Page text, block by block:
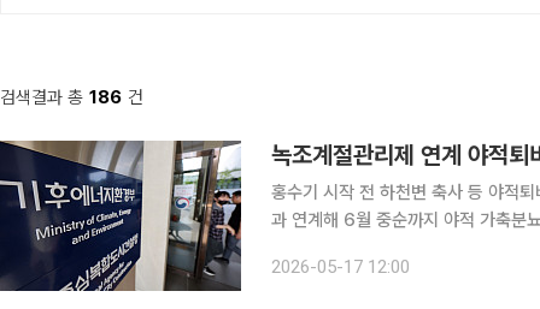
검색결과 총 186 건
녹조계절관리제 연계 야적
홍수기 시작 전 하천변 축사 등 야적퇴비 덮거나 수거 기후에너지환경
과 연계해 6월 중순까지 야적 가축분
요인의 근본적인 저감 및 피해 예방을
2026-05-17 12:00